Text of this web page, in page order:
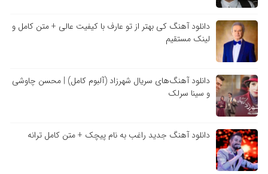
دانلود آهنگ کی بهتر از تو عارف با کیفیت عالی + متن کامل و
لینک مستقیم
دانلود آهنگ‌های سریال شهرزاد (آلبوم کامل) | محسن چاوشی
و سینا سرلک
دانلود آهنگ جدید راغب به نام پیچک + متن کامل ترانه